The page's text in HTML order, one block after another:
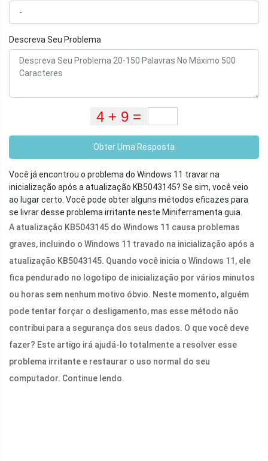
Descreva Seu Problema
Obter Uma Resposta
Você já encontrou o problema do Windows 11 travar na
inicialização após a atualização KB5043145? Se sim, você veio
ao lugar certo. Você pode obter alguns métodos eficazes para
se livrar desse problema irritante neste Miniferramenta guia.
A atualização KB5043145 do Windows 11 causa problemas
graves, incluindo o Windows 11 travado na inicialização após a
atualização KB5043145. Quando você inicia o Windows 11, ele
fica pendurado no logotipo de inicialização por vários minutos
ou horas sem nenhum motivo óbvio. Neste momento, alguém
pode tentar forçar o desligamento, mas esse método não
contribui para a segurança dos seus dados. O que você deve
fazer? Este artigo irá ajudá-lo totalmente a resolver esse
problema irritante e restaurar o uso normal do seu
computador. Continue lendo.